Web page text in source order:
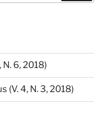
6, 2018)
(V. 4, N. 3, 2018)